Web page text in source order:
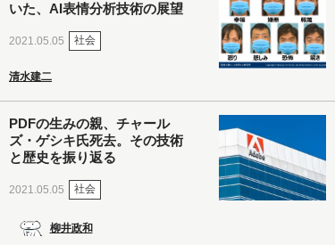
いた、AI表情分析技術の展望
2021.05.05 社会
清水建二
PDFの生みの親、チャール
ズ・ゲシキ氏死去。その技術
と歴史を振り返る
2021.05.05 社会
柳井政和